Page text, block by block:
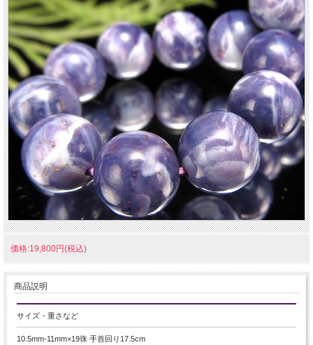
価格:19,800円(税込)
商品説明
サイズ・重さなど
10.5mm-11mm×19珠 手首回り17.5cm